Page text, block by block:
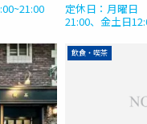
定休日：月曜日
21:00、金土日
飲食・喫茶